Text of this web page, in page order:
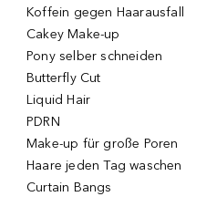
Koffein gegen Haarausfall
Cakey Make-up
Pony selber schneiden
Butterfly Cut
Liquid Hair
PDRN
Make-up für große Poren
Haare jeden Tag waschen
Curtain Bangs